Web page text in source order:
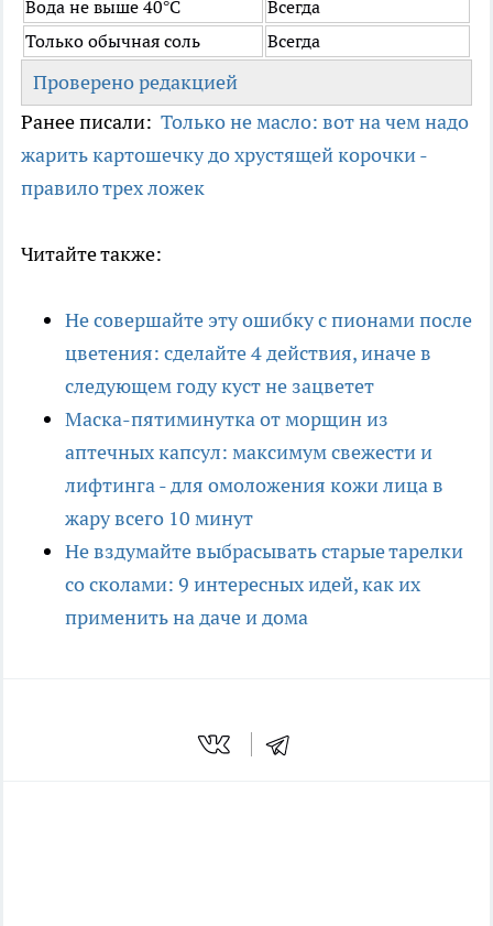
Вода не выше 40°C
Всегда
Только обычная соль
Всегда
Проверено редакцией
Ранее писали: Только не масло: вот на чем надо
жарить картошечку до хрустящей корочки -
правило трех ложек
Читайте также:
Не совершайте эту ошибку с пионами после
цветения: сделайте 4 действия, иначе в
следующем году куст не зацветет
Маска-пятиминутка от морщин из
аптечных капсул: максимум свежести и
лифтинга - для омоложения кожи лица в
жару всего 10 минут
Не вздумайте выбрасывать старые тарелки
со сколами: 9 интересных идей, как их
применить на даче и дома